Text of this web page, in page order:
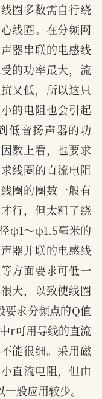
圈多数需自行绕
线圈。在分频网
器串联的电感线
的功率最大，流
又低，所以这只
的电阻也会引起
低音扬声器的功
数上看，也要求
线圈的直流电阻
圈的圈数一般有
行，但太粗了绕
φ1～φ1.5毫米的
器并联的电感线
方面要求可低一
大，以致使线圈
要求分频点的Q值
r可用导线的直流
能很细。采用磁
直流电阻，但由
般应用较少。